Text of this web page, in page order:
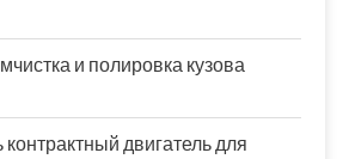
и полировка кузова
двигатель для